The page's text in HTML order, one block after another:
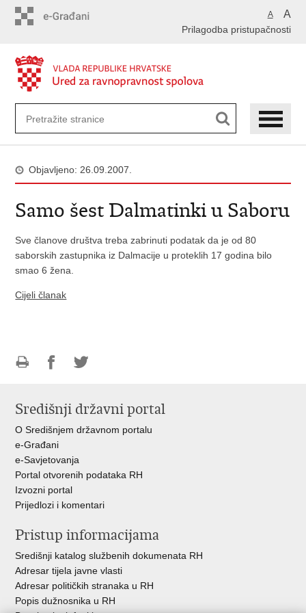
A A
Prilagodba pristupačnosti
Objavljeno: 26.09.2007.
Samo šest Dalmatinki u Saboru
Sve članove društva treba zabrinuti podatak da je od 80
saborskih zastupnika iz Dalmacije u proteklih 17 godina bilo
smao 6 žena.
Cijeli članak
FacebookuTwitteru
Središnji državni portal
O Središnjem državnom portalu
e-Građani
e-Savjetovanja
Portal otvorenih podataka RH
Izvozni portal
Prijedlozi i komentari
Pristup informacijama
Središnji katalog službenih dokumenata RH
Adresar tijela javne vlasti
Adresar političkih stranaka u RH
Popis dužnosnika u RH